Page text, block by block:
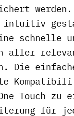
werden.
intuitiv
schnelle
aller
Die
Touch zu
für